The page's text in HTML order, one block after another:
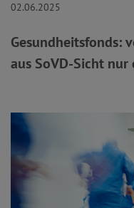
02.06.2025
Gesundheitsfonds:
aus SoVD-Sicht